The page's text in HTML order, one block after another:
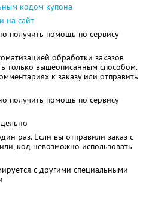
кодом купона
на сайт
получить помощь по сервису
обработки заказов
только вышеописанным способом.
к заказу или отправить
получить помощь по сервису
раз. Если вы отправили заказ с
код невозможно использовать
с другими специальными